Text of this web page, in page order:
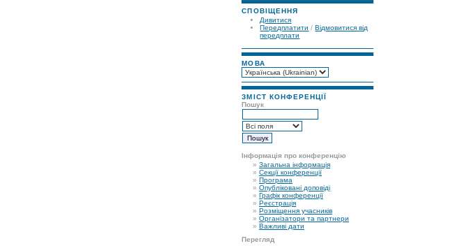
СПОВІЩЕННЯ
Дивитися
Передплатити /Відмовитися від
передплати
МОВА
ЗМІСТ КОНФЕРЕНЦІЇ
Пошук
Інформація про конференцію
»Загальна інформація
»Секції конференції
» Програма
»Опубліковані доповіді
» Графік конференції
» Реєстрація
» Розміщення учасників
»Організатори та партнери
» Важливі дати
Перегляд